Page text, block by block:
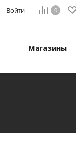
0
Войти
Магазины